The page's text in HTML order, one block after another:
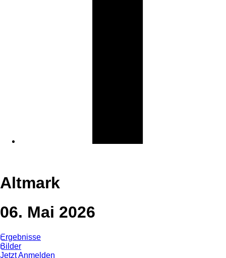
Altmark
06. Mai 2026
Ergebnisse
Bilder
Jetzt Anmelden